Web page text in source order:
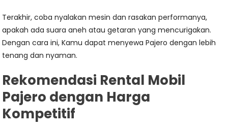
Terakhir, coba nyalakan mesin dan rasakan performanya,
apakah ada suara aneh atau getaran yang mencurigakan.
Dengan cara ini, Kamu dapat menyewa Pajero dengan lebih
tenang dan nyaman.
Rekomendasi Rental Mobil
Pajero dengan Harga
Kompetitif